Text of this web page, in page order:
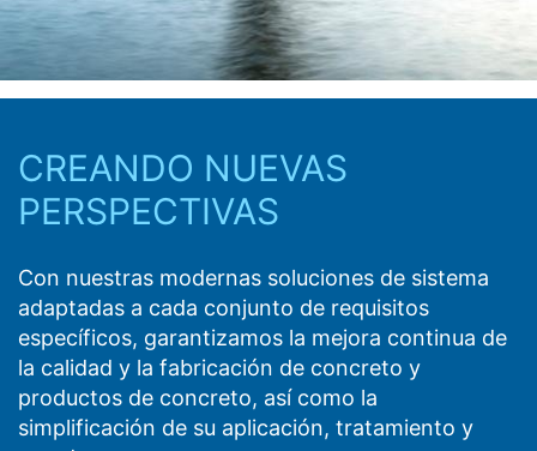
CREANDO NUEVAS
PERSPECTIVAS
Con nuestras modernas soluciones de sistema
adaptadas a cada conjunto de requisitos
específicos, garantizamos la mejora continua de
la calidad y la fabricación de concreto y
productos de concreto, así como la
simplificación de su aplicación, tratamiento y